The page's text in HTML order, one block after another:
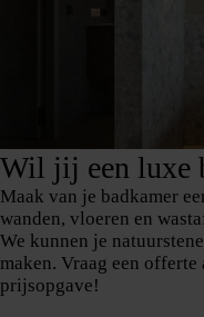
Wil jij een luxe
Maak van je badkamer
wanden, vloeren en
We kunnen je
maken. Vraag een
prijsopgave!